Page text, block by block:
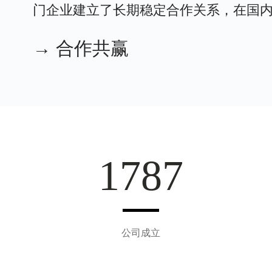
门企业建立了长期稳定合作关系，在国
→ 合作共赢
1997
公司成立